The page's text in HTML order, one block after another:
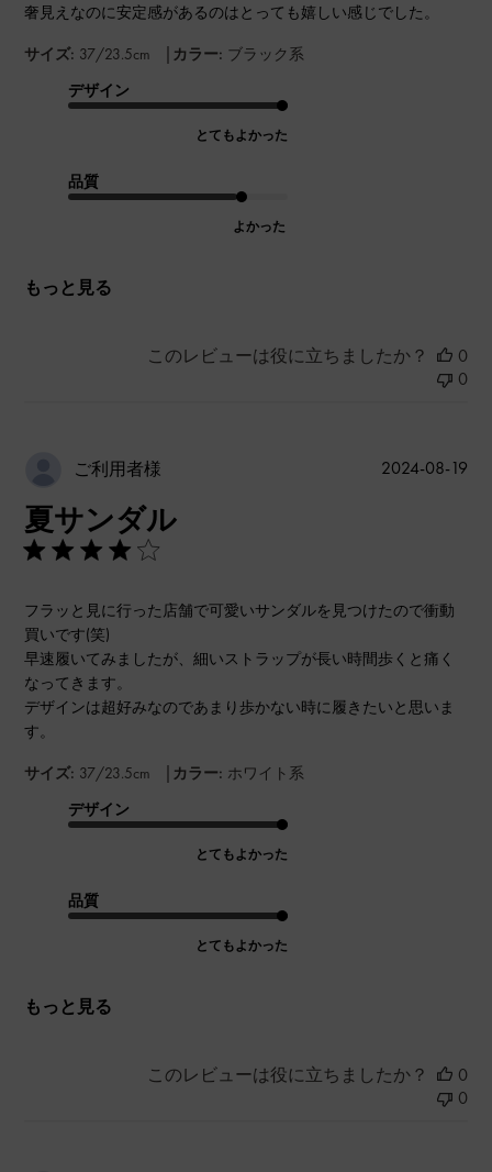
奢見えなのに安定感があるのはとっても嬉しい感じでした。
サイズ: 37/23.5cm | カラー: ブラック系
デザイン
とてもよかった
品質
よかった
もっと見る
このレビューは役に立ちましたか？
0
0
ご利用者様
夏サンダル
フラッと見に行った店舗で可愛いサンダルを見つけたので衝動
買いです(笑)
早速履いてみましたが、細いストラップが長い時間歩くと痛く
なってきます。
デザインは超好みなのであまり歩かない時に履きたいと思いま
す。
サイズ: 37/23.5cm | カラー: ホワイト系
デザイン
とてもよかった
品質
とてもよかった
もっと見る
公
2024-08-19
このレビューは役に立ちましたか？
0
0